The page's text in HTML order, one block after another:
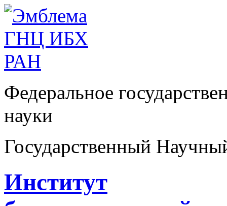
Федеральное
науки
Государственный
Институт